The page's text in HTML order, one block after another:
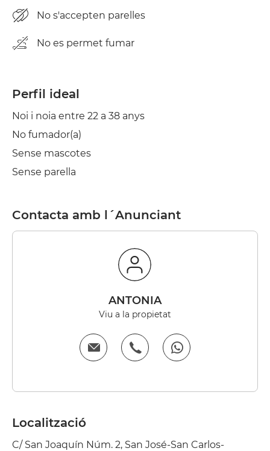
No s'accepten parelles
No es permet fumar
Perfil ideal
Noi i noia entre 22 a 38 anys
No fumador(a)
Sense mascotes
Sense parella
Contacta amb l´Anunciant
ANTONIA
Viu a la propietat
Localització
C/ San Joaquín Núm. 2, San José-San Carlos-